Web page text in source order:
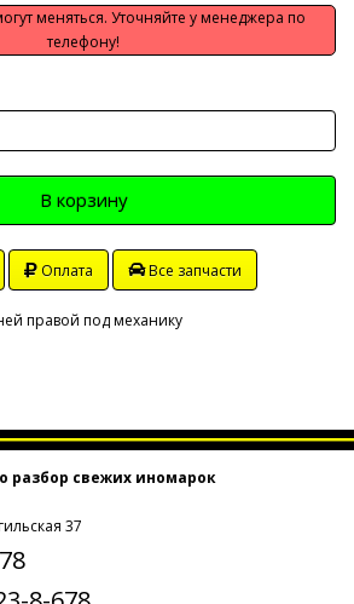
меняться. Уточняйте у менеджера по
телефону!
В корзину
Оплата Все запчасти
правой под механику
разбор свежих иномарок
37